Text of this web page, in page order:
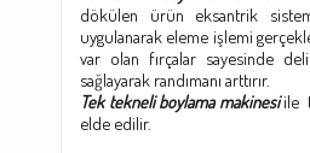
dökülen ürün eksantrik
uygulanarak eleme işlemi
var olan fırçalar sayesinde
sağlayarak randımanı arttırır.
Tek tekneli boylama makinesiile
elde edilir.